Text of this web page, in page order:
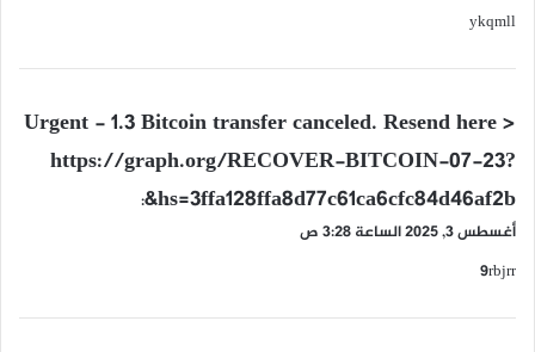
ykqmll
ي
و
ل
Urgent - 1.3 Bitcoin transfer canceled. Resend here >
https://graph.org/RECOVER-BITCOIN-07-23?
hs=3ffa128ffa8d77c61ca6cfc84d46af2b&
:
أغسطس 3, 2025 الساعة 3:28 ص
9rbjrr